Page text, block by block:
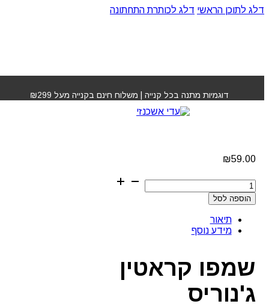
דלג לתוכן הראשי דלג לכותרת התחתונה
דוגמיות מתנה בכל קנייה | משלוח חינם בקנייה מעל ₪299
שמפו קראטין ג'נוריס
₪59.00
כמות
של
שמפו
ג'נוריס
הוספה לסל
תיאור
מידע נוסף
שמפו קראטין
ג'נוריס